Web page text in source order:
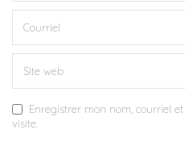
Enregistrer mon nom, courriel
visite.